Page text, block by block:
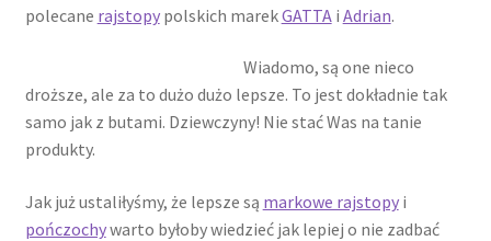
polecane rajstopypolskich marekGATTAi Adrian.
Wiadomo, są one nieco
droższe, ale za to dużo dużo lepsze. To jest dokładnie tak
samo jak z butami. Dziewczyny! Nie stać Was na tanie
produkty.
Jak już ustaliłyśmy, że lepsze są markowe rajstopyi
pończochywarto byłoby wiedzieć jak lepiej o nie zadbać